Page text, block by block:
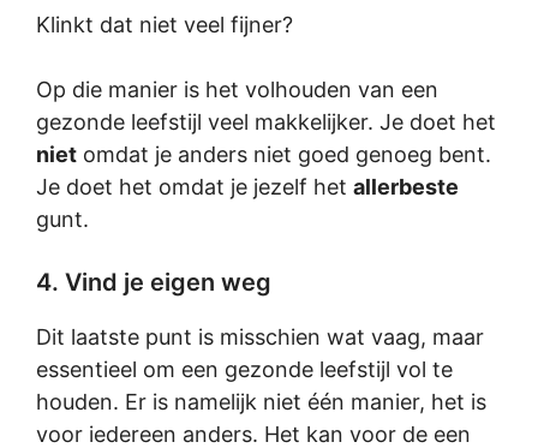
Klinkt dat niet veel fijner?
Op die manier is het volhouden van een
gezonde leefstijl veel makkelijker. Je doet het
niet omdat je anders niet goed genoeg bent.
Je doet het omdat je jezelf het allerbeste
gunt.
4. Vind je eigen weg
Dit laatste punt is misschien wat vaag, maar
essentieel om een gezonde leefstijl vol te
houden. Er is namelijk niet één manier, het is
voor iedereen anders. Het kan voor de een